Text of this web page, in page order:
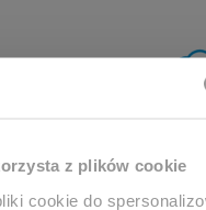
z plików cookie
cookie do
jest
dla